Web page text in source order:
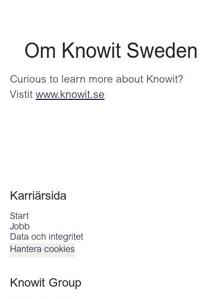
Om Knowit Sweden
Curious to learn more about Knowit?
Vistit www.knowit.se
Karriärsida
Start
Jobb
Data och integritet
Hantera cookies
Knowit Group